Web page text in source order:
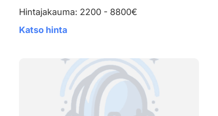
Hintajakauma: 2200 - 8800€
Katso hinta